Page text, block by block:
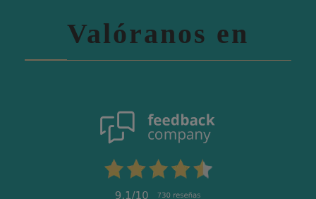
Valóranos en